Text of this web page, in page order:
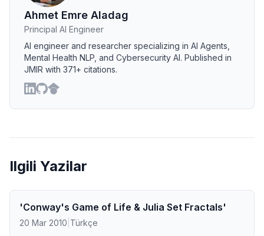
Ahmet Emre Aladag
Principal AI Engineer
AI engineer and researcher specializing in AI Agents,
Mental Health NLP, and Cybersecurity AI. Published in
JMIR with 371+ citations.
Ilgili Yazilar
'Conway's Game of Life & Julia Set Fractals'
20 Mar 2010 Türkçe